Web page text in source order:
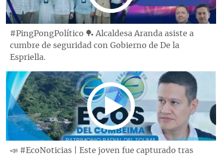
#PingPongPolítico 🏓 Alcaldesa Aranda asiste a
cumbre de seguridad con Gobierno de De la
Espriella.
📣 #EcoNoticias | Este joven fue capturado tras